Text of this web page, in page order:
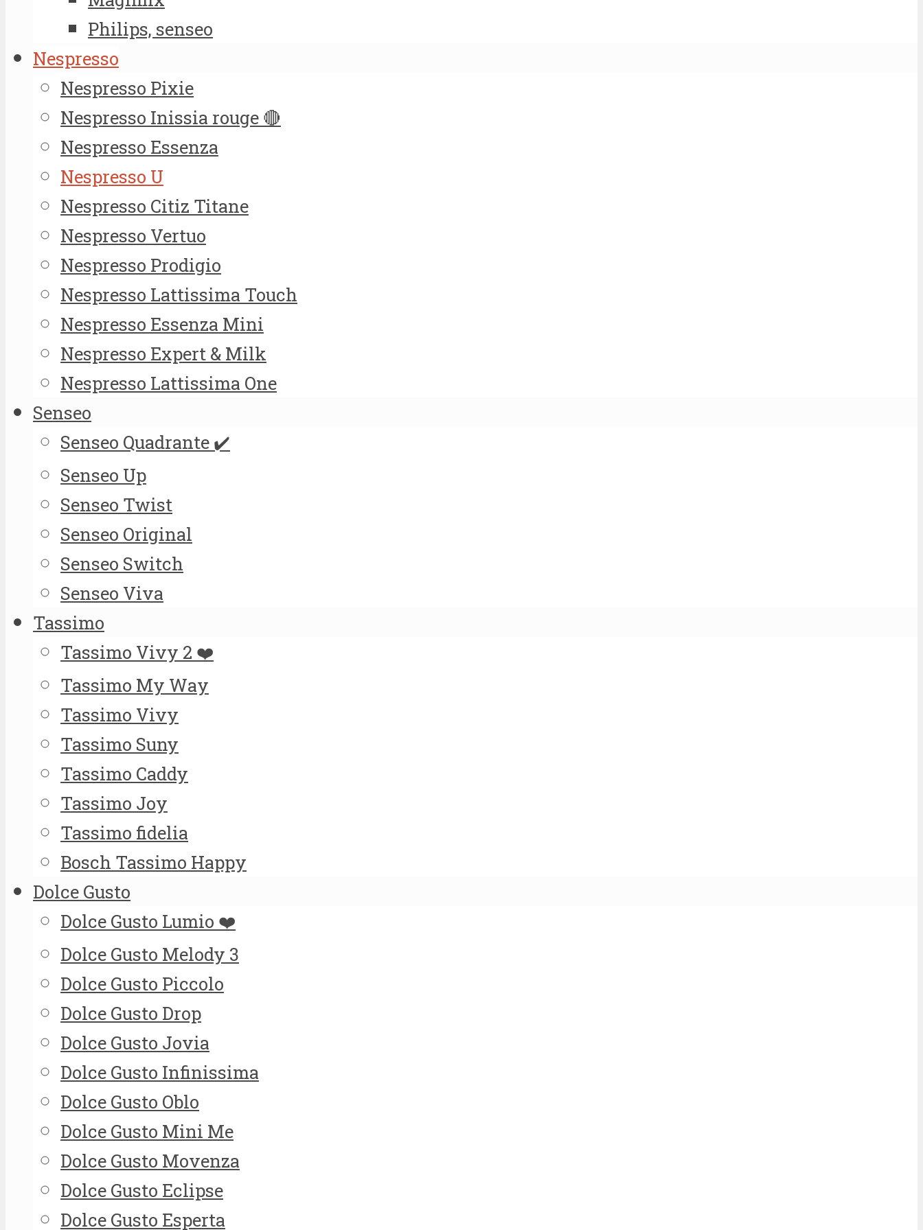
Philips, senseo
Nespresso
Nespresso Pixie
Nespresso Inissia rouge 🔴
Nespresso Essenza
Nespresso U
Nespresso Citiz Titane
Nespresso Vertuo
Nespresso Prodigio
Nespresso Lattissima Touch
Nespresso Essenza Mini
Nespresso Expert & Milk
Nespresso Lattissima One
Senseo
Senseo Quadrante ✔️
Senseo Up
Senseo Twist
Senseo Original
Senseo Switch
Senseo Viva
Tassimo
Tassimo Vivy 2 ❤️
Tassimo My Way
Tassimo Vivy
Tassimo Suny
Tassimo Caddy
Tassimo Joy
Tassimo fidelia
Bosch Tassimo Happy
Dolce Gusto
Dolce Gusto Lumio ❤️
Dolce Gusto Melody 3
Dolce Gusto Piccolo
Dolce Gusto Drop
Dolce Gusto Jovia
Dolce Gusto Infinissima
Dolce Gusto Oblo
Dolce Gusto Mini Me
Dolce Gusto Movenza
Dolce Gusto Eclipse
Dolce Gusto Esperta